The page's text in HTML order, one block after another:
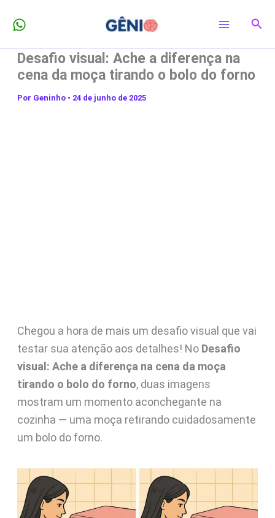
para
conteúdo
Desafio visual: Ache a diferença na
cena da moça tirando o bolo do forno
Por Geninho • 24 de junho de 2025
Chegou a hora de mais um desafio visual que vai
testar sua atenção aos detalhes! No Desafio
visual: Ache a diferença na cena da moça
tirando o bolo do forno, duas imagens
mostram um momento aconchegante na
cozinha — uma moça retirando cuidadosamente
um bolo do forno.